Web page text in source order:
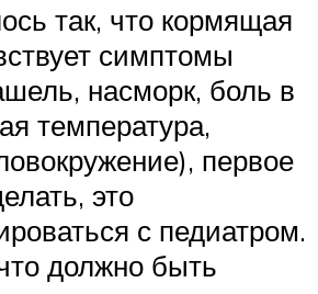
так, что кормящая
симптомы
насморк, боль в
температура,
первое
это
с педиатром.
должно быть